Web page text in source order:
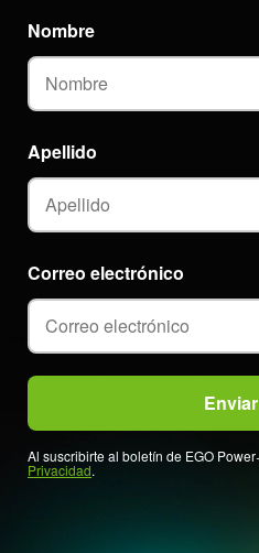
Correo electrónico
Nombre
Apellido
Al suscribirte al boletín de EGO
Privacidad.